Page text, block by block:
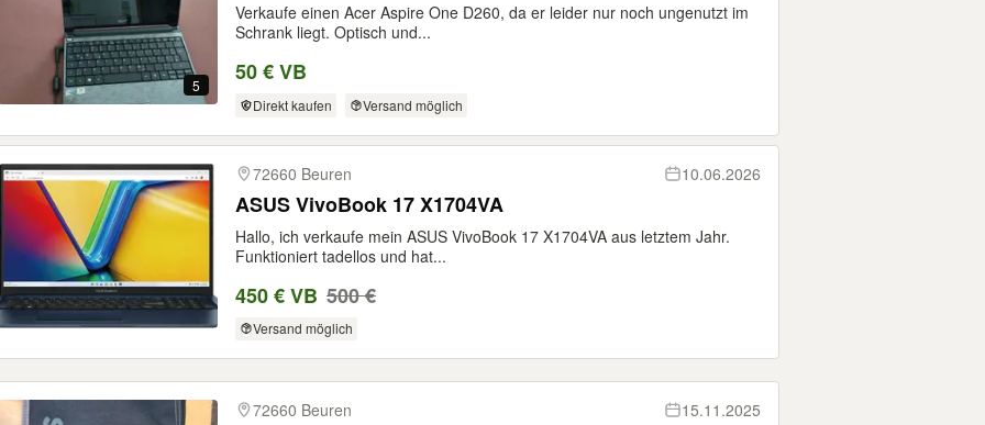
5
Verkaufe einen Acer Aspire One D260, da er leider nur noch ungenutzt im
Schrank liegt. Optisch und...
50 € VB
Direkt kaufen Versand möglich
72660 Beuren 10.06.2026
ASUS VivoBook 17 X1704VA
Hallo, ich verkaufe mein ASUS VivoBook 17 X1704VA aus letztem Jahr.
Funktioniert tadellos und hat...
450 € VB 500 €
Versand möglich
72660 Beuren 15.11.2025